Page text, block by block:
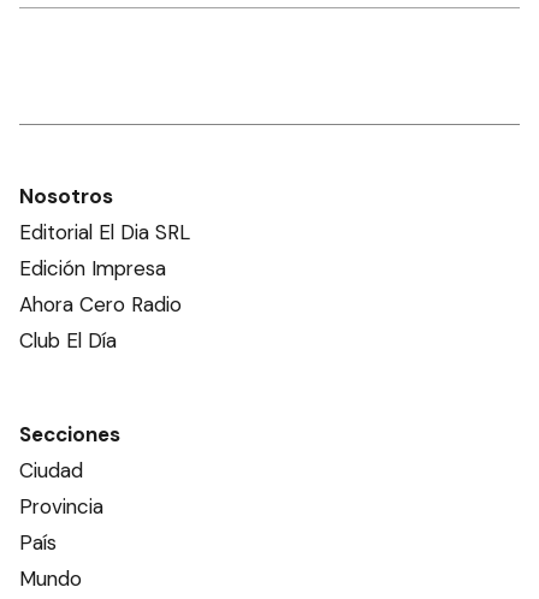
Nosotros
Editorial El Dia SRL
Edición Impresa
Ahora Cero Radio
Club El Día
Secciones
Ciudad
Provincia
País
Mundo